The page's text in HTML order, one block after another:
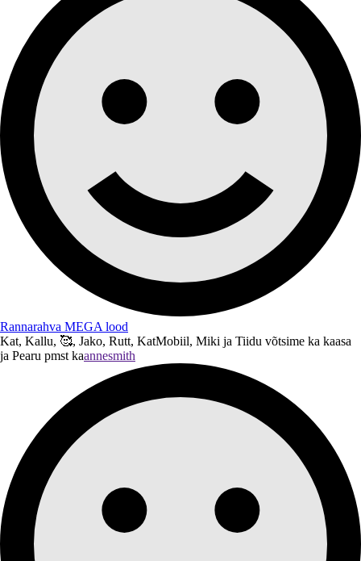
Rannarahva MEGA lood
Kat, Kallu, 🥰, Jako, Rutt, KatMobiil, Miki ja Tiidu võtsime ka kaasa
ja Pearu pmst kaannesmith